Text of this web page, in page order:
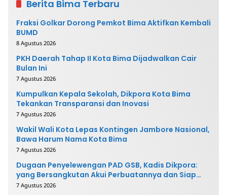
Berita Bima Terbaru
Fraksi Golkar Dorong Pemkot Bima Aktifkan Kembali
BUMD
8 Agustus 2026
PKH Daerah Tahap II Kota Bima Dijadwalkan Cair
Bulan Ini
7 Agustus 2026
Kumpulkan Kepala Sekolah, Dikpora Kota Bima
Tekankan Transparansi dan Inovasi
7 Agustus 2026
Wakil Wali Kota Lepas Kontingen Jambore Nasional,
Bawa Harum Nama Kota Bima
7 Agustus 2026
Dugaan Penyelewengan PAD GSB, Kadis Dikpora:
yang Bersangkutan Akui Perbuatannya dan Siap
Mengembalikan Uang
7 Agustus 2026